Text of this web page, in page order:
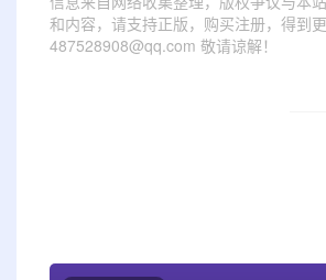
和内容，请支持正版，购买注册，得到
487528908@qq.com 敬请谅解！